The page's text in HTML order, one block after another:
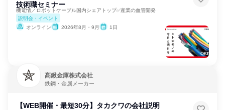
技術職セミナー
機電情／ロボットケーブル国内シェアトップ✅産業の血管開発
説明会・イベント
オンライン
2026年8月・9月 1日
髙鍬金庫株式会社
鉄鋼・金属メーカー
【WEB開催・最短30分】タカクワの会社説明